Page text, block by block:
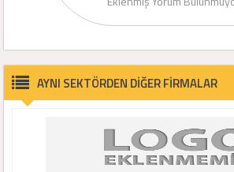
AYNI SEKTÖRDEN DİĞER FİRMALAR